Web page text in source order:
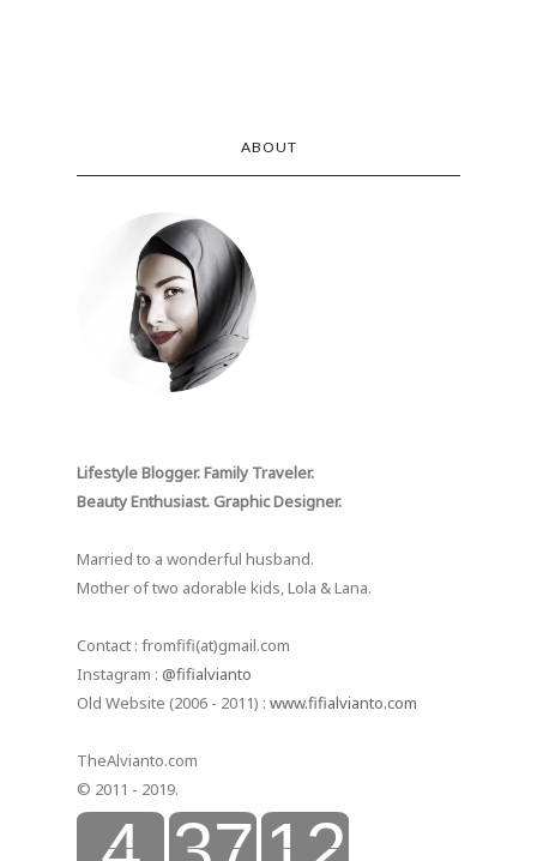
ABOUT
Lifestyle Blogger. Family Traveler.
Beauty Enthusiast. Graphic Designer.
Married to a wonderful husband.
Mother of two adorable kids, Lola & Lana.
Contact : fromfifi(at)gmail.com
Instagram : @fifialvianto
Old Website (2006 - 2011) : www.fifialvianto.com
TheAlvianto.com
© 2011 - 2019.